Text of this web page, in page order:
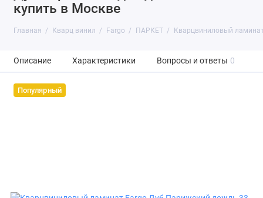
купить в Москве
Главная Кварц винил Fargo ПАРКЕТ Кварцвиниловый
Описание Характеристики Вопросы и ответы 0
Популярный